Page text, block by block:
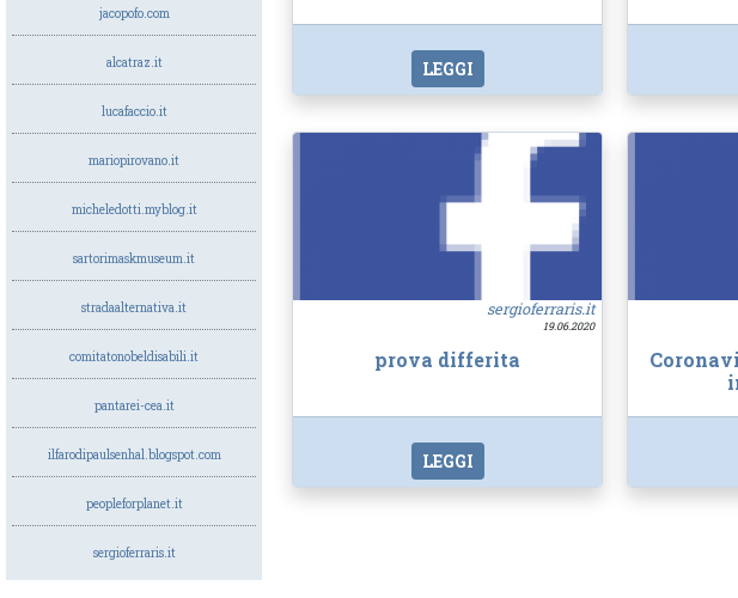
jacopofo.com
alcatraz.it
lucafaccio.it
mariopirovano.it
micheledotti.myblog.it
sartorimaskmuseum.it
stradaalternativa.it
comitatonobeldisabili.it
pantarei-cea.it
ilfarodipaulsenhal.blogspot.com
peopleforplanet.it
sergioferraris.it
LEGGI
sergioferraris.it
19.06.2020
prova differita
LEGGI